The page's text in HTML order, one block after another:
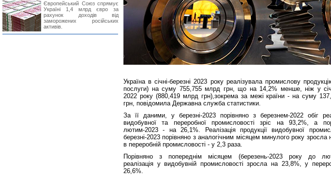
Україна в січні-березні 2023 року реалізувала промислову
послуги) на суму 755,755 млрд грн, що на 14,2% менше, ніж у
2022 року (880,419 млрд грн),зокрема за межі країни - на суму
грн, повідомила Державна служба статистики.
За її даними, у березні-2023 порівняно з березнем-2022 обіг
видобувної та переробної промисловості зріс на 93,2%, а
лютим-2023 - на 26,1%. Реалізація продукції видобувної
березні-2023 порівняно з аналогічним місяцем минулого року
в переробній промисловості - у 2,3 раза.
Порівняно з попереднім місяцем (березень-2023 року до
реалізація у видобувній промисловості зросла на 23,8%, у
26,6%.
Європейський Союз спрямує
Україні 1,4 млрд євро за
рахунок доходів від
заморожених російських
активів.